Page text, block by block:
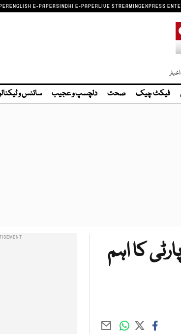
ENGLISH E-PAPERSINDHI E-PAPERLIVE STREAMINGEXPRESS
فیکٹ چیک صحت دلچسپ و عجیب سائنس و
کا اہم